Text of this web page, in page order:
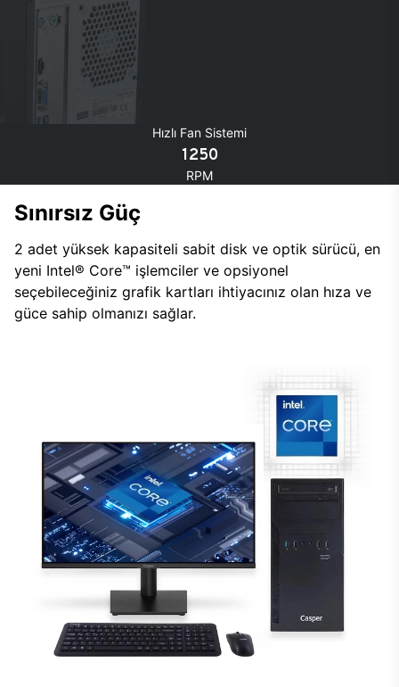
Hızlı Fan Sistemi
1250
RPM
Sınırsız Güç
2 adet yüksek kapasiteli sabit disk ve optik sürücü, en
yeni Intel® Core™ işlemciler ve opsiyonel
seçebileceğiniz grafik kartları ihtiyacınız olan hıza ve
güce sahip olmanızı sağlar.